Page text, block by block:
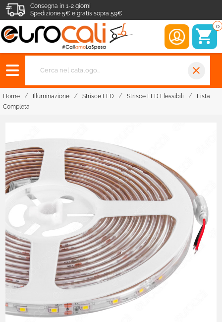
Consegna in 1-2 giorni
Spedizione 5€ e gratis sopra 59€
0
close
Home Illuminazione Strisce LED Strisce LED Flessibili
Lista
Completa